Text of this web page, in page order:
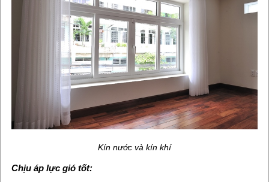
Kín nước và kín khí
Chịu áp lực gió tốt: